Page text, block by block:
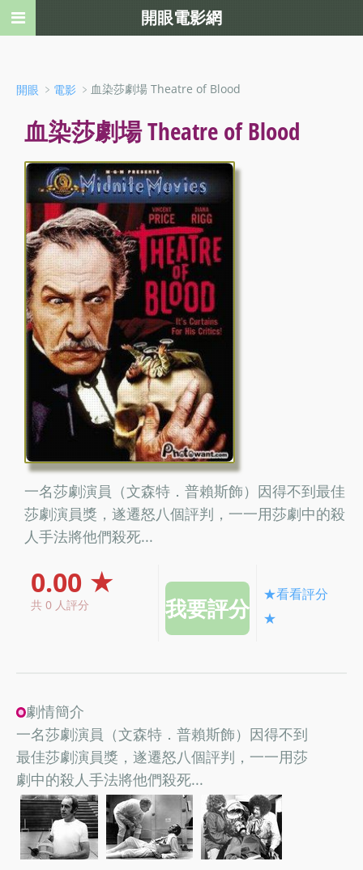
開眼 ﹥ 電影 ﹥血染莎劇場 Theatre of Blood
血染莎劇場 Theatre of Blood
一名莎劇演員（文森特．普賴斯飾）因得不到最佳
莎劇演員獎，遂遷怒八個評判，一一用莎劇中的殺
人手法將他們殺死...
0.00 ★
共 0 人評分
★看看評分
★
劇情簡介
一名莎劇演員（文森特．普賴斯飾）因得不到
最佳莎劇演員獎，遂遷怒八個評判，一一用莎
劇中的殺人手法將他們殺死...
開眼電影網